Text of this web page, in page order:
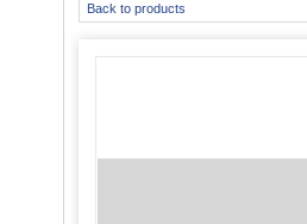
Back to products